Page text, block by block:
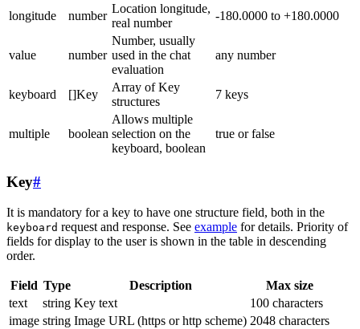
longitude
number
Location longitude,
real number
-180.0000 to +180.0000
value number
Number, usually
used in the chat
evaluation
any number
keyboard []Key
Array of Key
structures
7 keys
multiple boolean
Allows multiple
selection on the
keyboard, boolean
true or false
Key#
It is mandatory for a key to have one structure field, both in the
keyboard request and response. See example for details. Priority of
fields for display to the user is shown in the table in descending
order.
Field Type Description
Max size
text
string Key text
100 characters
image string Image URL (https or http scheme) 2048 characters